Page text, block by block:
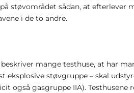
støvområdet sådan, at efterlever
i de to andre.
mange testhuse, at har
eksplosive støvgruppe – skal
også gasgruppe IIA). Testhusene